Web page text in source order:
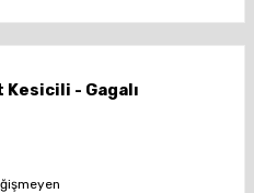
Kesicili - Gagalı